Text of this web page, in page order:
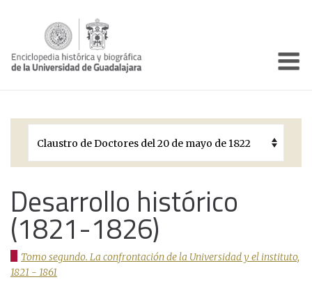
Períodos Históricos
Galería
Documentos institucionales
Desarrollo histórico
(1821-1826)
Tomo segundo. La confrontación de la Universidad y el instituto,
1821 - 1861